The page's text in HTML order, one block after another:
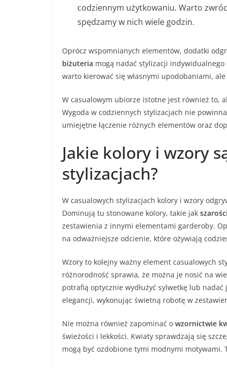
codziennym użytkowaniu. Warto
spędzamy w nich wiele godzin.
Oprócz wspomnianych elementów, dodatki
biżuteria mogą nadać stylizacji
warto kierować się własnymi upodobaniami,
W casualowym ubiorze istotne jest również to,
Wygoda w codziennych stylizacjach nie
umiejętne łączenie różnych elementów oraz
Jakie kolory i wzory
stylizacjach?
W casualowych stylizacjach kolory i wzory
Dominują tu stonowane kolory, takie jak szarości
zestawienia z innymi elementami garderoby.
na odważniejsze odcienie, które ożywiają
Wzory to kolejny ważny element casualowych
różnorodność sprawia, że można je nosić na
potrafią optycznie wydłużyć sylwetkę lub
elegancji, wykonując świetną robotę w
Nie można również zapominać o wzornictwie
świeżości i lekkości. Kwiaty sprawdzają się
mogą być ozdobione tymi modnymi motywami.